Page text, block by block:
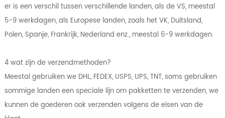
er is een verschil tussen verschillende landen, als de VS, meestal
5-9 werkdagen, als Europese landen, zoals het VK, Duitsland,
Polen, Spanje, Frankrijk, Nederland enz., meestal 6-9 werkdagen.
4 wat zijn de verzendmethoden?
Meestal gebruiken we DHL, FEDEX, USPS, UPS, TNT, soms gebruiken
sommige landen een speciale lijn om pakketten te verzenden, we
kunnen de goederen ook verzenden volgens de eisen van de